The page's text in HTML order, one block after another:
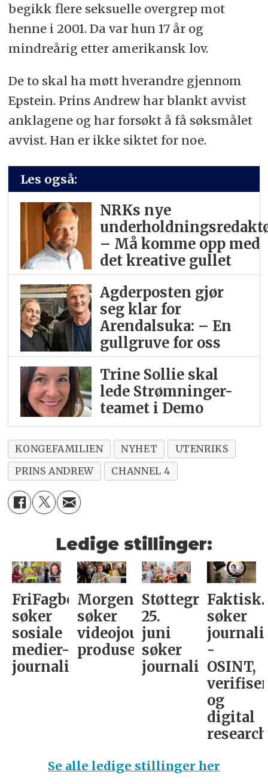
begikk flere seksuelle overgrep mot
henne i 2001. Da var hun 17 år og
mindreårig etter amerikansk lov.
De to skal ha møtt hverandre gjennom
Epstein. Prins Andrew har blankt avvist
anklagene og har forsøkt å få søksmålet
avvist. Han er ikke siktet for noe.
Les også:
NRKs nye
– Må komme opp med
det kreative gullet
Agderposten gjør
seg klar for
Arendalsuka: – En
gullgruve for oss
Trine Sollie skal
lede Strømninger-
teamet i Demo
KONGEFAMILIEN NYHET
UTENRIKS
PRINS ANDREW
CHANNEL 4
Ledige stillinger:
FriFagbevegelse
søker
sosiale
medier-
journalist
Morgenbladet
søker
videojournalist/podkast-
produsent
Støttegruppa
25.
juni
søker
journalist
søker
-
OSINT,
og
digital
research­
Se alle ledige stillinger her